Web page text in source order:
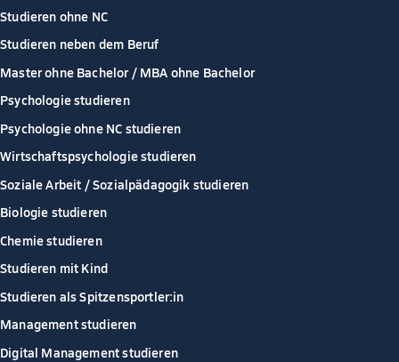
Studieren ohne NC
Studieren neben dem Beruf
Master ohne Bachelor / MBA ohne Bachelor
Psychologie studieren
Psychologie ohne NC studieren
Wirtschaftspsychologie studieren
Soziale Arbeit / Sozialpädagogik studieren
Biologie studieren
Chemie studieren
Studieren mit Kind
Studieren als Spitzensportler:in
Management studieren
Digital Management studieren